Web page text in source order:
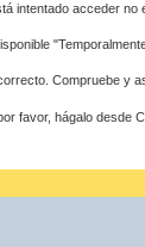
intentado acceder
Compruebe y
favor, hágalo desde